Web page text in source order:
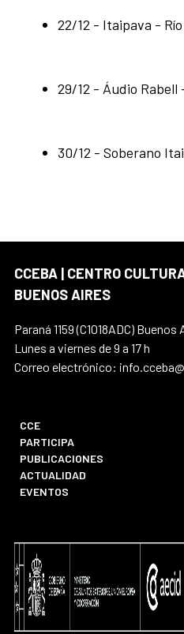
22/12 - Itaipava -
29/12 - Áudio Rabell
30/12 - Soberano
CCEBA | CENTRO
BUENOS AIRES
Paraná 1159 (C1018ADC) Buenos
Lunes a viernes de 9 a 17 h
Correo electrónico:
CCE
PARTICIPA
PUBLICACIONES
ACTUALIDAD
EVENTOS